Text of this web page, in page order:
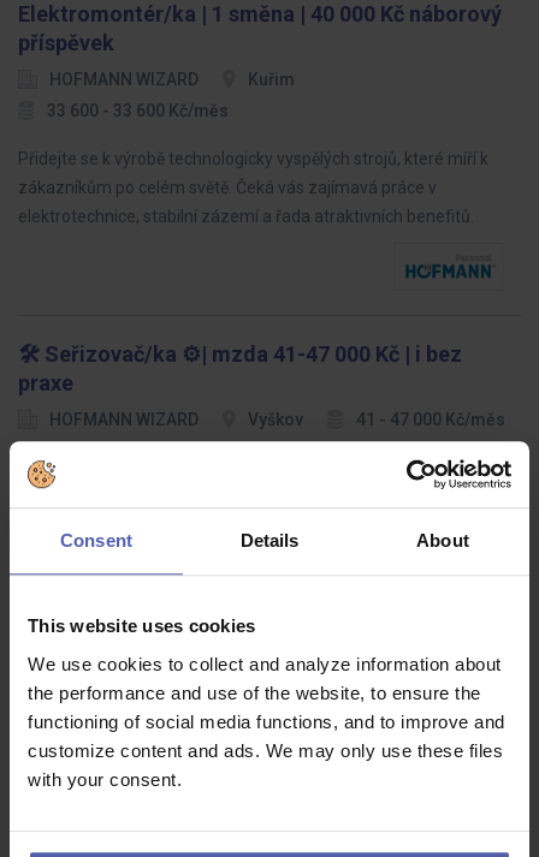
Consent Details About
This website uses cookies
We use cookies to collect and analyze information about
the performance and use of the website, to ensure the
functioning of social media functions, and to improve and
customize content and ads. We may only use these files
with your consent.
Elektromontér/ka | 1 směna | 40 000 Kč náborový
příspěvek
HOFMANN WIZARD
Kuřim
33 600 - 33 600 Kč/měs
Přidejte se k výrobě technologicky vyspělých strojů, které míří k
zákazníkům po celém světě. Čeká vás zajímavá práce v
elektrotechnice, stabilní zázemí a řada atraktivních benefitů.
🛠️ Seřizovač/ka ⚙️| mzda 41-47 000 Kč | i bez
praxe
HOFMANN WIZARD Vyškov 41 - 47 000 Kč/měs
Pro stabilní mezinárodní společnost zaměřenou na vstřikování
FARMACEUTICKÝ ASISTENT - Praha 9 - Vysočany
Benu Praha hl.m. Dohodou
Najděte jistotu #podnašimikřídly a rozšiřte náš tým v lékárně v OC